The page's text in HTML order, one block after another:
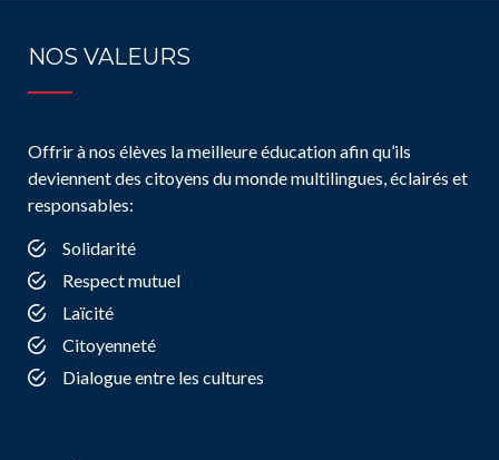
NOS VALEURS
Offrir à nos élèves la meilleure éducation afin qu’ils
deviennent des citoyens du monde multilingues, éclairés et
responsables:
Solidarité
Respect mutuel
Laïcité
Citoyenneté
Dialogue entre les cultures